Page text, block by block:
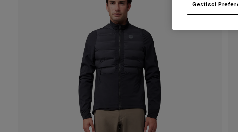
Gestisci